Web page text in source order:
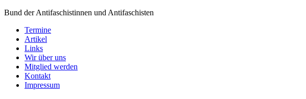
Bund der Antifaschistinnen und Antifaschisten
Termine
Artikel
Links
Wir über uns
Mitglied werden
Kontakt
Impressum